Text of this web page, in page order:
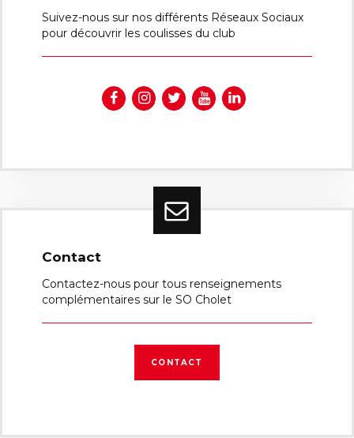
Suivez-nous sur nos différents Réseaux Sociaux
pour découvrir les coulisses du club
Contact
Contactez-nous pour tous renseignements
complémentaires sur le SO Cholet
CONTACT